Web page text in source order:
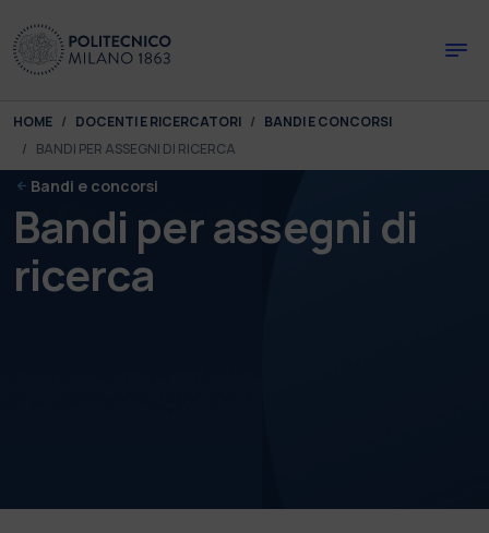
You are here:
HOME DOCENTI E RICERCATORI
BANDI E CONCORSI
BANDI PER ASSEGNI DI RICERCA
Bandi e concorsi
Bandi per assegni di
ricerca